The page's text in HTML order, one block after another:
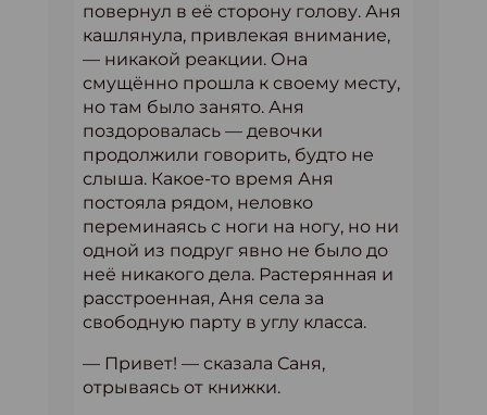
повернул в её сторону голову. Аня
кашлянула, привлекая внимание,
— никакой реакции. Она
смущённо прошла к своему месту,
но там было занято. Аня
поздоровалась — девочки
продолжили говорить, будто не
слыша. Какое-то время Аня
постояла рядом, неловко
переминаясь с ноги на ногу, но ни
одной из подруг явно не было до
неё никакого дела. Растерянная и
расстроенная, Аня села за
свободную парту в углу класса.
— Привет! — сказала Саня,
отрываясь от книжки.